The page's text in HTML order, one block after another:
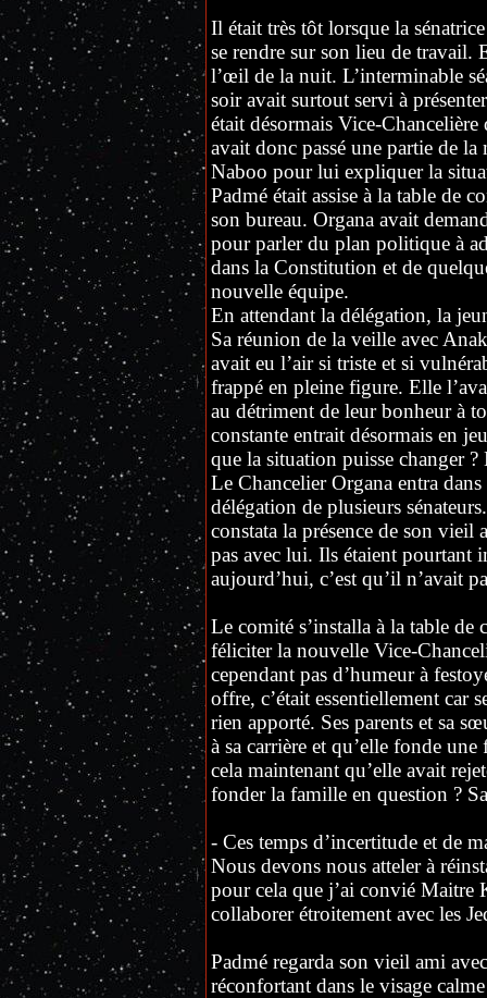
Il était très tôt lorsque la
se rendre sur son lieu de travail.
l’œil de la nuit. L’interminable
soir avait surtout servi à
était désormais Vice-
avait donc passé une partie de la
Naboo pour lui expliquer la
Padmé était assise à la table de
son bureau. Organa avait
pour parler du plan politique à
dans la Constitution et de
nouvelle équipe.
En attendant la délégation, la
Sa réunion de la veille avec
avait eu l’air si triste et si
frappé en pleine figure. Elle
au détriment de leur bonheur à
constante entrait désormais en
que la situation puisse changer
Le Chancelier Organa entra
délégation de plusieurs
constata la présence de son
pas avec lui. Ils étaient pourtant
aujourd’hui, c’est qu’il n’avait
Le comité s’installa à la table de
féliciter la nouvelle Vice-
cependant pas d’humeur à
offre, c’était essentiellement car
rien apporté. Ses parents et sa
à sa carrière et qu’elle fonde
cela maintenant qu’elle avait
fonder la famille en question ?
- Ces temps d’incertitude et de
Nous devons nous atteler à
pour cela que j’ai convié Maitre
collaborer étroitement avec les
Padmé regarda son vieil ami
réconfortant dans le visage